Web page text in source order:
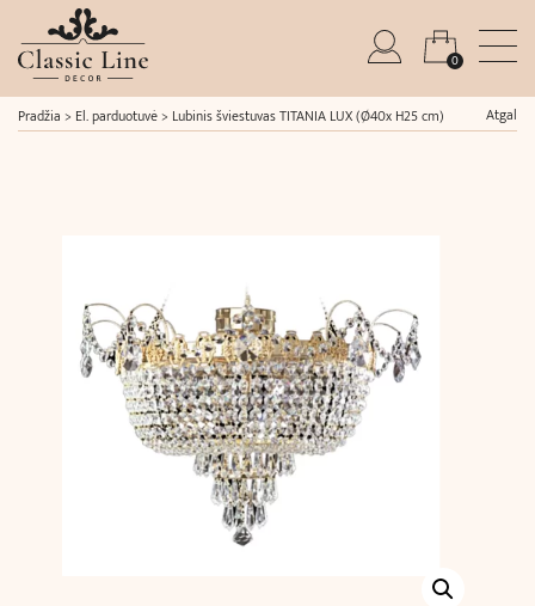
0
Pradžia > El. parduotuvė> Lubinis šviestuvas TITANIA LUX (Ø40x H25 cm) Atgal